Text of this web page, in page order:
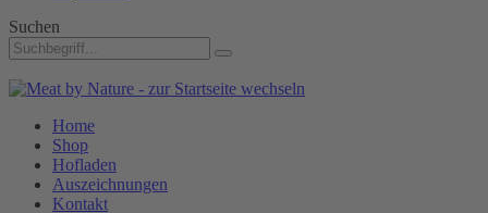
Suchen
Home
Shop
Hofladen
Auszeichnungen
Kontakt